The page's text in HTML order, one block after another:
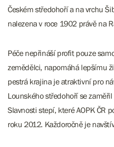
Českém středohoří a na vrchu
nalezena v roce 1902 právě na
Péče nepřináší profit pouze
zemědělci, napomáhá lepšímu
pestrá krajina je atraktivní pro
Lounského středohoří se
Slavnosti stepí, které AOPK ČR
roku 2012. Každoročně je